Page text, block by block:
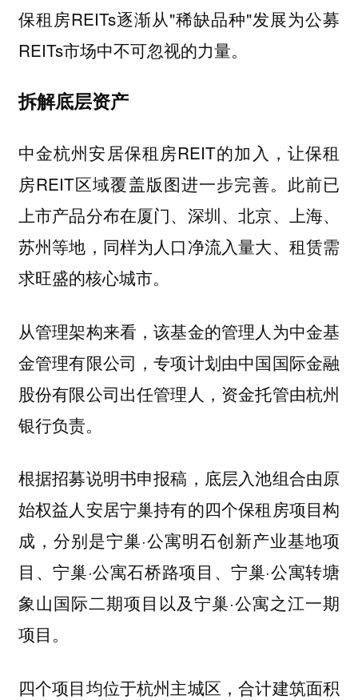
保租房REITs逐渐从"稀缺品种"发展为公募
REITs市场中不可忽视的力量。
拆解底层资产
中金杭州安居保租房REIT的加入，让保租
房REIT区域覆盖版图进一步完善。此前已
上市产品分布在厦门、深圳、北京、上海、
苏州等地，同样为人口净流入量大、租赁需
求旺盛的核心城市。
从管理架构来看，该基金的管理人为中金基
金管理有限公司，专项计划由中国国际金融
股份有限公司出任管理人，资金托管由杭州
银行负责。
根据招募说明书申报稿，底层入池组合由原
始权益人安居宁巢持有的四个保租房项目构
成，分别是宁巢·公寓明石创新产业基地项
目、宁巢·公寓石桥路项目、宁巢·公寓转塘
象山国际二期项目以及宁巢·公寓之江一期
项目。
四个项目均位于杭州主城区，合计建筑面积